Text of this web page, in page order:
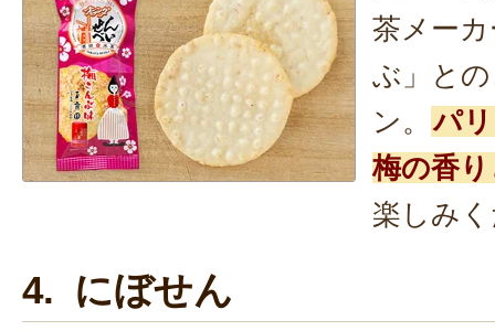
茶メー
ぶ」と
ン。 パ
梅の香
楽しみ
4. にぼせん